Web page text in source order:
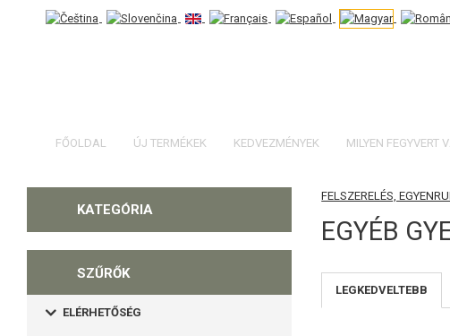
FŐOLDAL ÚJ TERMÉKEK KEDVEZMÉNYEK MILYEN FEGYVERT
KATEGÓRIA
SZŰRŐK
ELÉRHETŐSÉG
FELSZERELÉS,
EGYÉB
LEGKEDVELTEBB